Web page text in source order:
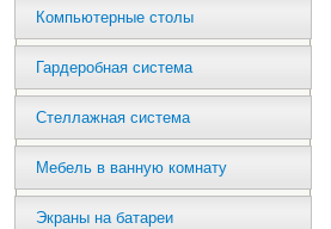
Компьютерные столы
Гардеробная система
Стеллажная система
Мебель в ванную комнату
Экраны на батареи